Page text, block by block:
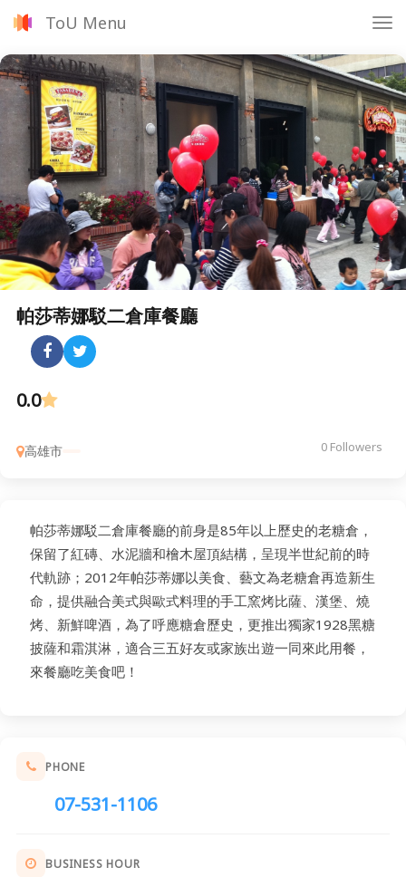
ToU Menu
帕莎蒂娜駁二倉庫餐廳
0.0
高雄市 0 Followers
帕莎蒂娜駁二倉庫餐廳的前身是85年以上歷史的老糖倉，
保留了紅磚、水泥牆和檜木屋頂結構，呈現半世紀前的時
代軌跡；2012年帕莎蒂娜以美食、藝文為老糖倉再造新生
命，提供融合美式與歐式料理的手工窯烤比薩、漢堡、燒
烤、新鮮啤酒，為了呼應糖倉歷史，更推出獨家1928黑糖
披薩和霜淇淋，適合三五好友或家族出遊一同來此用餐，
來餐廳吃美食吧！
PHONE
07-531-1106
BUSINESS HOUR